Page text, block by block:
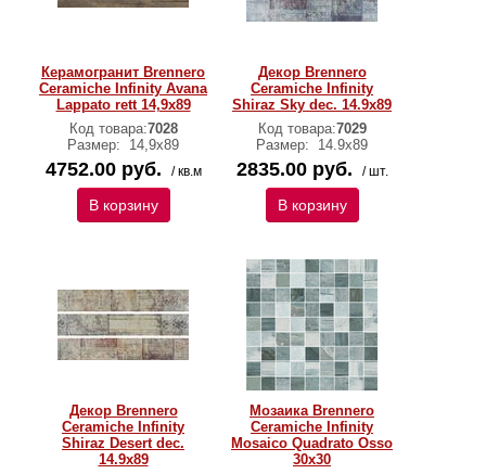
Керамогранит Brennero
Ceramiche Infinity Avana
Lappato rett 14,9x89
Код товара:7028
Размер:
14,9x89
4752.00 руб. / кв.м
В корзину
Декор Brennero
Ceramiche Infinity
Shiraz Sky dec. 14.9х89
Код товара:7029
Размер:
14.9х89
2835.00 руб. / шт.
В корзину
Декор Brennero
Ceramiche Infinity
Shiraz Desert dec.
14.9х89
Мозаика Brennero
Ceramiche Infinity
Mosaico Quadrato Osso
30х30